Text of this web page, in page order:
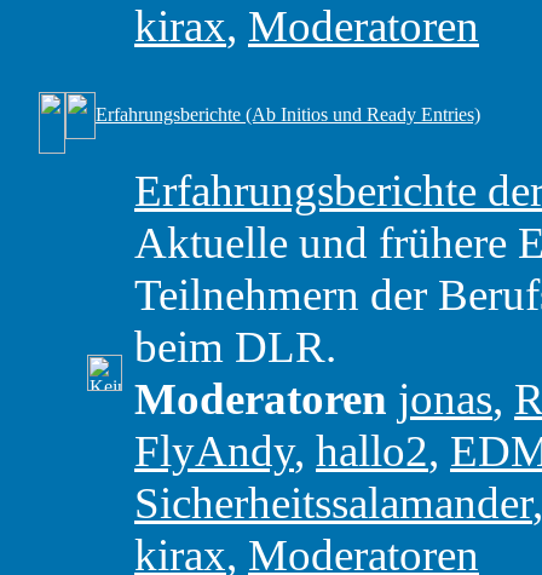
kirax, Moderatoren
Erfahrungsberichte (Ab Initios und Ready Entries)
Erfahrungsberichte
Aktuelle und frühere
Teilnehmern der
beim DLR.
Moderatoren jonas,
FlyAndy, hallo2,
Sicherheitssalamander
kirax, Moderatoren